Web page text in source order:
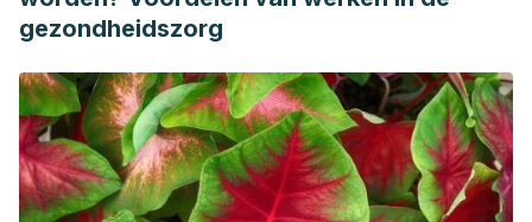
próstata. (n.d.). Retrieved January 23, 2021, from
medica/los-productos-lacteos-asociados-con-mayor-
riesgo-de-cancer-de-prostata-2924
Prostate Cancer Prevention | Prostate Cancer Foundation.
(n.d.). Retrieved January 23, 2021, from
https://www.pcf.org/patient-resources/family-cancer-
gezondheidszorg